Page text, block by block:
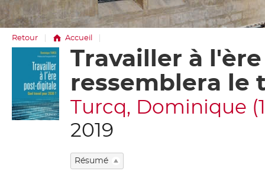
Retour Accueil
Détail
document
Travailler à
ressemblera le
Turcq, Dominique
2019
Résumé